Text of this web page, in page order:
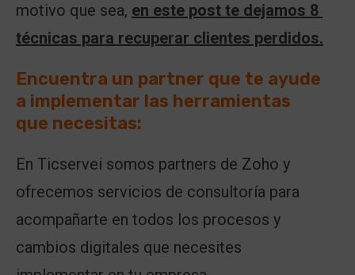
motivo que sea, en este post te dejamos 8
técnicas para recuperar clientes perdidos.
Encuentra un partner que te ayude
a implementar las herramientas
que necesitas:
En Ticservei somos partners de Zoho y
ofrecemos servicios de consultoría para
acompañarte en todos los procesos y
cambios digitales que necesites